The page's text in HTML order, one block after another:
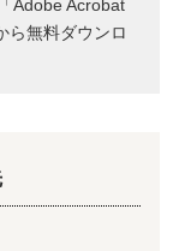
Adobe Acrobat
ら無料ダウンロ